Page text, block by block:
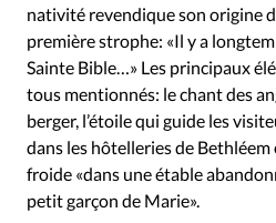
nativité revendique son origine
première strophe: «Il y a
Sainte Bible…» Les principaux
tous mentionnés: le chant des
berger, l’étoile qui guide les
dans les hôtelleries de
froide «dans une étable
petit garçon de Marie».